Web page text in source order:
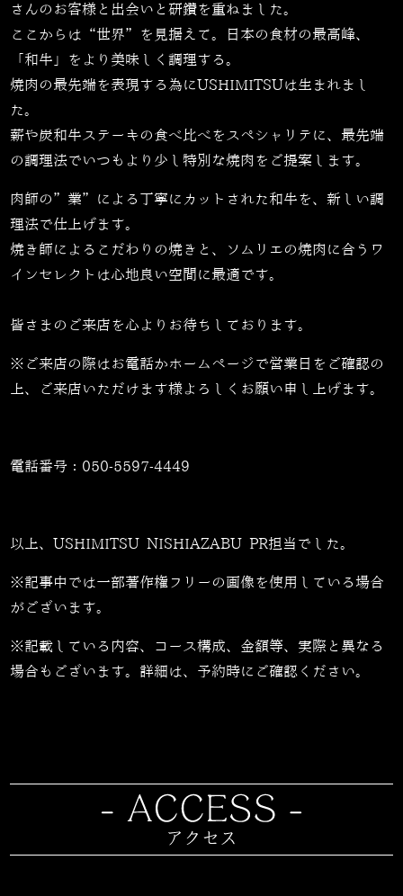
さんのお客様と出会いと研鑽を重ねました。
ここからは“世界”を見据えて。日本の食材の最高峰、
「和牛」をより美味しく調理する。
焼肉の最先端を表現する為にUSHIMITSUは生まれまし
た。
薪や炭和牛ステーキの食べ比べをスペシャリテに、最先端
の調理法でいつもより少し特別な焼肉をご提案します。
肉師の”業”による丁寧にカットされた和牛を、新しい調
理法で仕上げます。
焼き師によるこだわりの焼きと、ソムリエの焼肉に合うワ
インセレクトは心地良い空間に最適です。
皆さまのご来店を心よりお待ちしております。
※ご来店の際はお電話かホームページで営業日をご確認の
上、ご来店いただけます様よろしくお願い申し上げます。
電話番号： 050-5597-4449
以上、USHIMITSU NISHIAZABU PR担当でした。
※記事中では一部著作権フリーの画像を使用している場合
がございます。
※記載している内容、コース構成、金額等、実際と異なる
場合もございます。詳細は、予約時にご確認ください。